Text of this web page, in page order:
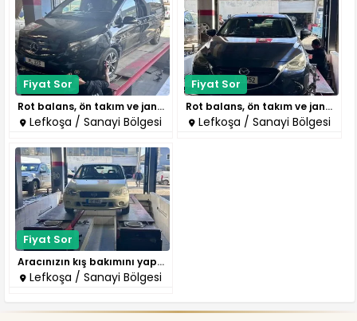
Fiyat Sor
Rot balans, ön takım ve jant d..
Lefkoşa / Sanayi Bölgesi
Fiyat Sor
Rot balans, ön takım ve jant d..
Lefkoşa / Sanayi Bölgesi
Fiyat Sor
Aracınızın kış bakımını yaptın..
Lefkoşa / Sanayi Bölgesi